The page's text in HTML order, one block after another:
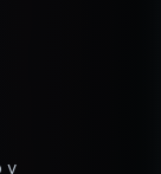
v